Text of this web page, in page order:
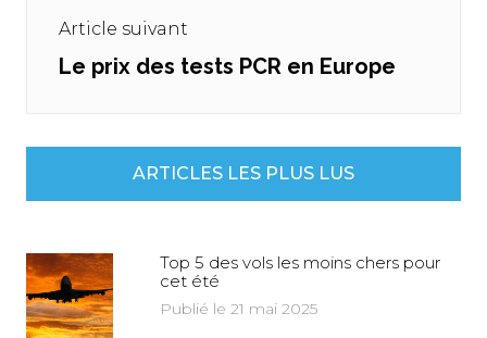
Article suivant
Next
Le prix des tests PCR en Europe
ARTICLES LES PLUS LUS
Top 5 des vols les moins chers pour
cet été
Publié le 21 mai 2025